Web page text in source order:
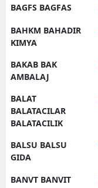
BAGFS BAGFAS
BAHKM BAHADIR
KIMYA
BAKAB BAK
AMBALAJ
BALAT
BALATACILAR
BALATACILIK
BALSU BALSU
GIDA
BANVT BANVIT